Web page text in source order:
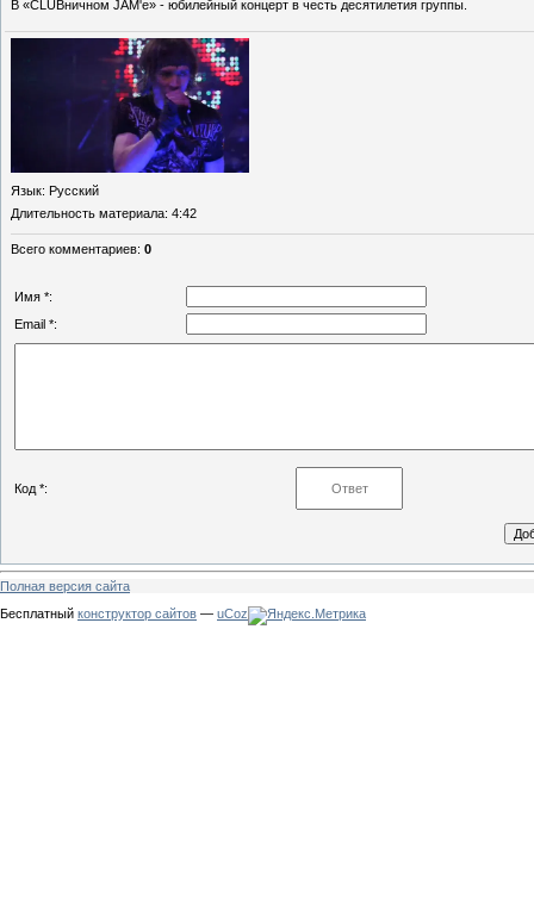
В «CLUBничном JAM'е» - юбилейный концерт в честь десятилетия группы.
Язык: Русский
Длительность материала: 4:42
Всего комментариев: 0
Имя *:
Email *:
Код *:
Полная версия сайта
Бесплатный конструктор сайтов — uCoz